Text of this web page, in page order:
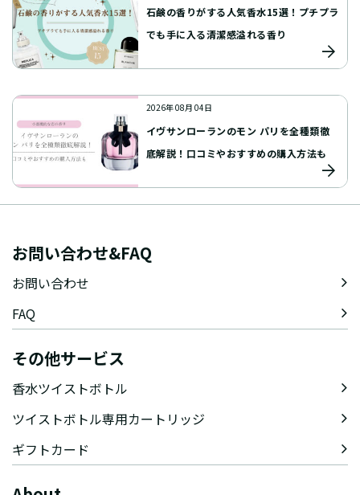
石鹸の香りがする人気香水15選！プチプラ
でも手に入る清潔感溢れる香り
2026年 08月 04日
イヴサンローランのモン パリを全種類徹
底解説！口コミやおすすめの購入方法も
お問い合わせ&FAQ
お問い合わせ
FAQ
その他サービス
香水ツイストボトル
ツイストボトル専用カートリッジ
ギフトカード